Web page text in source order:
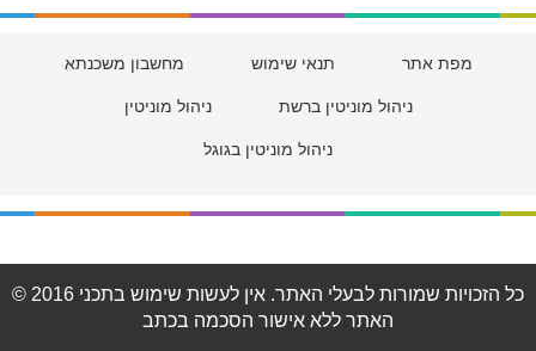
מפת אתר תנאי שימוש מחשבון משכנתא
ניהול מוניטין ברשת ניהול מוניטין
ניהול מוניטין בגוגל
© 2016 כל הזכויות שמורות לבעלי האתר. אין לעשות שימוש בתכני
האתר ללא אישור הסכמה בכתב